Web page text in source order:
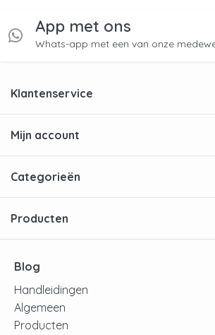
App met ons
Whats-app met een van onze
Klantenservice
Mijn account
Categorieën
Producten
Blog
Handleidingen
Algemeen
Producten